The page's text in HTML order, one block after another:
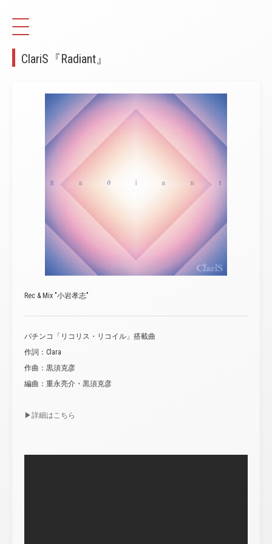
ClariS『Radiant』
Rec & Mix "小岩孝志"
パチンコ「リコリス・リコイル」搭載曲
作詞：Clara
作曲：黒須克彦
編曲：重永亮介・黒須克彦
▶︎詳細はこちら